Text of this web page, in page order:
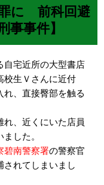
に 前科回避
事件】
自宅近所の大型書店
校生Ｖさんに近付
、直接臀部を触る
、近くにいた店員
した。
碧南警察署の警察官
されてしまいまし